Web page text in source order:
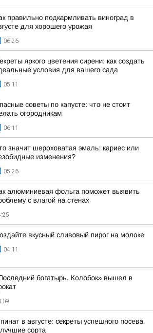
правильно подкармливать виноград в
для хорошего урожая
06:26
яркого цветения сирени: как создать
условия для вашего сада
05:11
советы по капусте: что не стоит
огородникам
06:11
значит шероховатая эмаль: кариес или
изменения?
05:26
алюминиевая фольга поможет выявить
с влагой на стенах
вкусный сливовый пирог на молоке
04:11
богатырь. Колобок» вышел в
в августе: секреты успешного посева
сорта